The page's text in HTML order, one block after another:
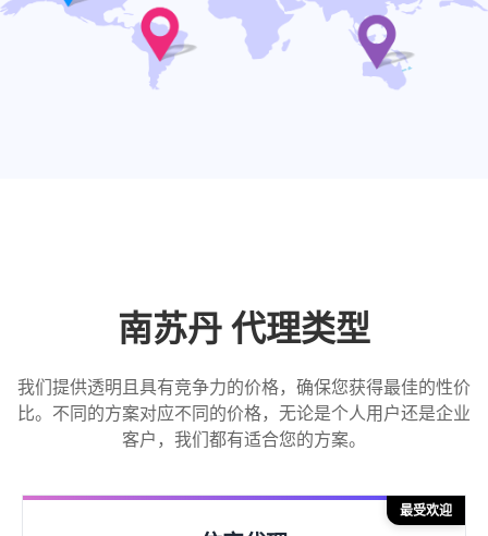
南苏丹 代理类型
我们提供透明且具有竞争力的价格，确保您获得最佳的性价
比。不同的方案对应不同的价格，无论是个人用户还是企业
客户，我们都有适合您的方案。
最受欢迎